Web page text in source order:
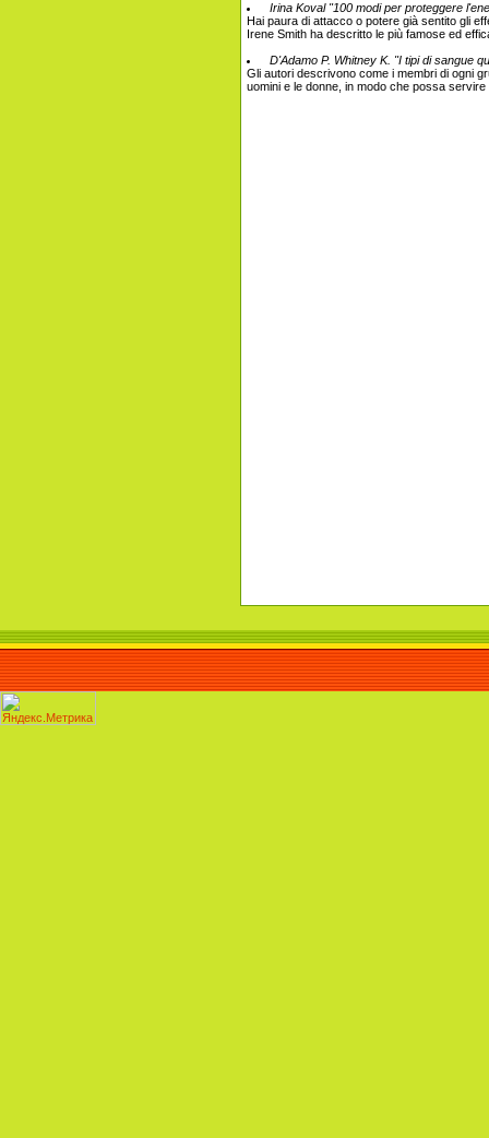
Irina Koval "100 modi per proteggere
Hai paura di attacco o potere già sentito gli
Irene Smith ha descritto le più famose ed
D'Adamo P. Whitney K. "I tipi di sangue
Gli autori descrivono come i membri di ogni
uomini e le donne, in modo che possa